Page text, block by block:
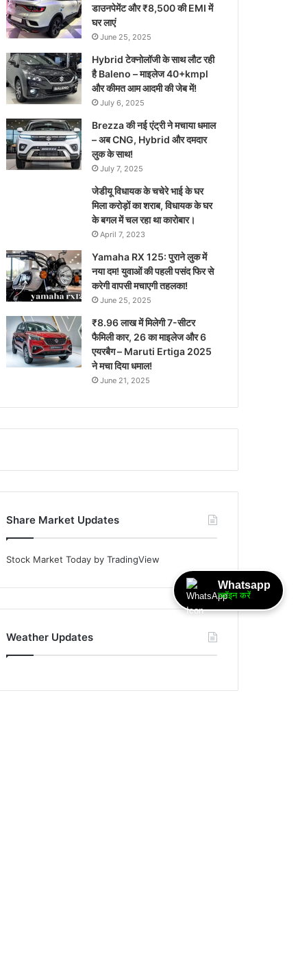
डाउनपेमेंट और ₹8,500 की EMI में
घर लाएं
June 25, 2025
Hybrid टेक्नोलॉजी के साथ लौट रही
है Baleno – माइलेज 40+kmpl
और कीमत आम आदमी की जेब में!
July 6, 2025
Brezza की नई एंट्री ने मचाया धमाल
– अब CNG, Hybrid और दमदार
लुक के साथ!
July 7, 2025
जेडीयू विधायक के चचेरे भाई के घर
मिला करोड़ों का शराब, विधायक के घर
के बगल में चल रहा था कारोबार।
April 7, 2023
Yamaha RX 125: पुराने लुक में
नया दम! युवाओं की पहली पसंद फिर से
करेगी वापसी मचाएगी तहलका!
June 25, 2025
₹8.96 लाख में मिलेगी 7-सीटर
फैमिली कार, 26 का माइलेज और 6
एयरबैग – Maruti Ertiga 2025
ने मचा दिया धमाल!
June 21, 2025
Share Market Updates
Stock Market Today by TradingView
Weather Updates
Whatsapp
ज्वॉइन करें